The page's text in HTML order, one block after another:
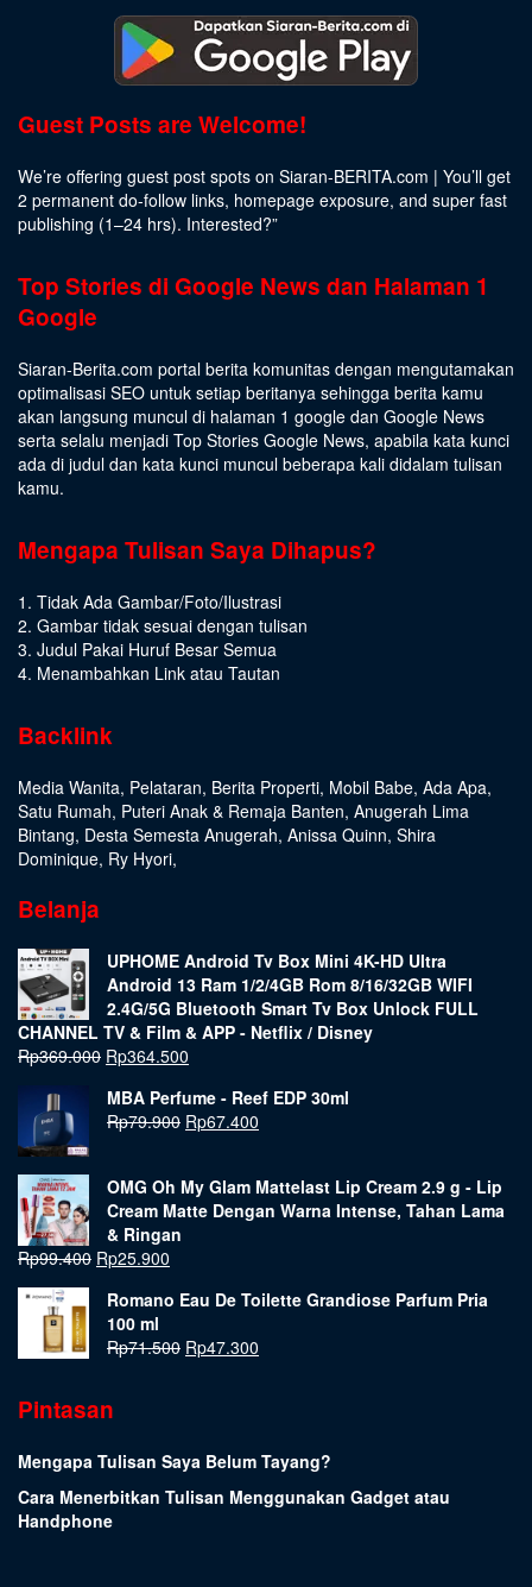
Guest Posts are Welcome!
We’re offering guest post spots on Siaran-BERITA.com | You’ll get
2 permanent do-follow links, homepage exposure, and super fast
publishing (1–24 hrs). Interested?”
Top Stories di Google News dan Halaman 1
Google
Siaran-Berita.com portal berita komunitas dengan mengutamakan
optimalisasi SEO untuk setiap beritanya sehingga berita kamu
akan langsung muncul di halaman 1 google dan Google News
serta selalu menjadi Top Stories Google News, apabila kata kunci
ada di judul dan kata kunci muncul beberapa kali didalam tulisan
kamu.
Mengapa Tulisan Saya Dihapus?
1. Tidak Ada Gambar/Foto/Ilustrasi
2. Gambar tidak sesuai dengan tulisan
3. Judul Pakai Huruf Besar Semua
4. Menambahkan Link atau Tautan
Backlink
Media Wanita, Pelataran, Berita Properti, Mobil Babe, Ada Apa,
Satu Rumah, Puteri Anak & Remaja Banten, Anugerah Lima
Bintang, Desta Semesta Anugerah, Anissa Quinn, Shira
Dominique, Ry Hyori,
Belanja
UPHOME Android Tv Box Mini 4K-HD Ultra
Android 13 Ram 1/2/4GB Rom 8/16/32GB WIFI
2.4G/5G Bluetooth Smart Tv Box Unlock FULL
CHANNEL TV & Film & APP - Netflix / Disney
Rp369.000 Rp364.500
MBA Perfume - Reef EDP 30ml
Rp79.900 Rp67.400
OMG Oh My Glam Mattelast Lip Cream 2.9 g - Lip
Cream Matte Dengan Warna Intense, Tahan Lama
& Ringan
Rp99.400 Rp25.900
Romano Eau De Toilette Grandiose Parfum Pria
100 ml
Rp71.500 Rp47.300
Pintasan
Mengapa Tulisan Saya Belum Tayang?
Cara Menerbitkan Tulisan Menggunakan Gadget atau
Handphone